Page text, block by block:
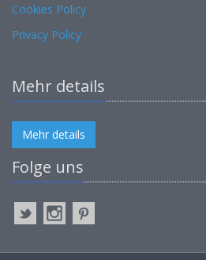
Cookies Policy
Privacy Policy
Mehr details
Mehr details
Folge uns